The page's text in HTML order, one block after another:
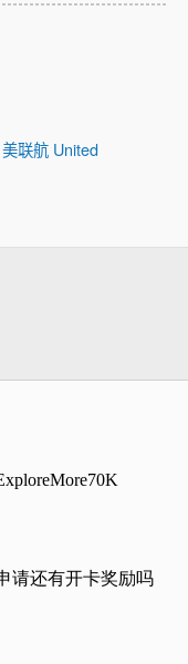
美联航 United